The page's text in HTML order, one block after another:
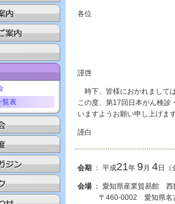
覧表
各位
謹啓
時下、皆様におかれまして
この度、第17回日本がん検診
いますようお願い申し上げます
謹白
会期 ： 平成21年 9月 4日（
会場： 愛知県産業貿易館 西
〒460-0002 愛知県名